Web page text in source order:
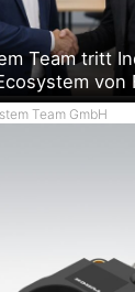
Team tritt
von
Team GmbH